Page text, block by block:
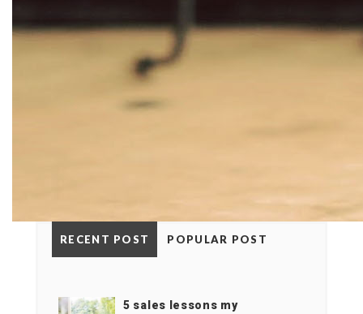
RECENT POST POPULAR POST
5 sales lessons my